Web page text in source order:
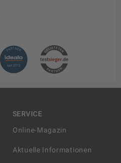
SERVICE
Online-Magazin
Aktuelle Informationen